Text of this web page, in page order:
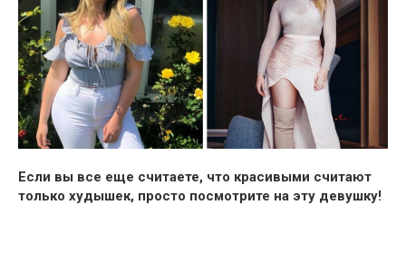
Если вы все еще считаете, что красивыми считают
только худышек, просто посмотрите на эту девушку!